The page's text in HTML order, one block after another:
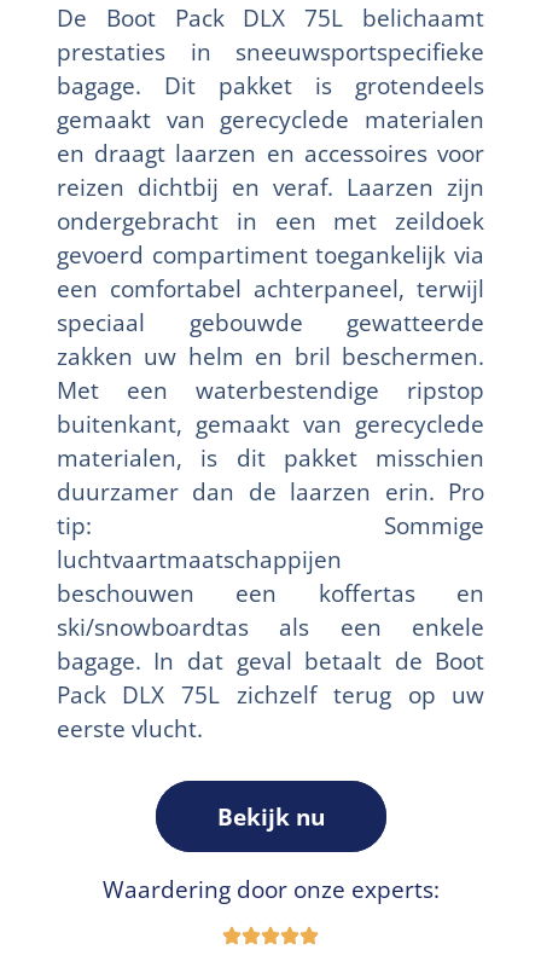
De Boot Pack DLX 75L belichaamt
prestaties in sneeuwsportspecifieke
bagage. Dit pakket is grotendeels
gemaakt van gerecyclede materialen
en draagt laarzen en accessoires voor
reizen dichtbij en veraf. Laarzen zijn
ondergebracht in een met zeildoek
gevoerd compartiment toegankelijk via
een comfortabel achterpaneel, terwijl
speciaal gebouwde gewatteerde
zakken uw helm en bril beschermen.
Met een waterbestendige ripstop
buitenkant, gemaakt van gerecyclede
materialen, is dit pakket misschien
duurzamer dan de laarzen erin. Pro
tip: Sommige
luchtvaartmaatschappijen
beschouwen een koffertas en
ski/snowboardtas als een enkele
bagage. In dat geval betaalt de Boot
Pack DLX 75L zichzelf terug op uw
eerste vlucht.
Bekijk nu
Waardering door onze experts: